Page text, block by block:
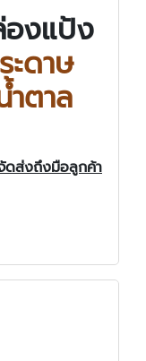
องแป้ง
ะดาษ
ตาล
ส่งถึงมือลูกค้า